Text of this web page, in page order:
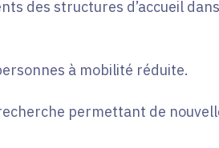
des structures d’accueil
à mobilité réduite.
permettant de